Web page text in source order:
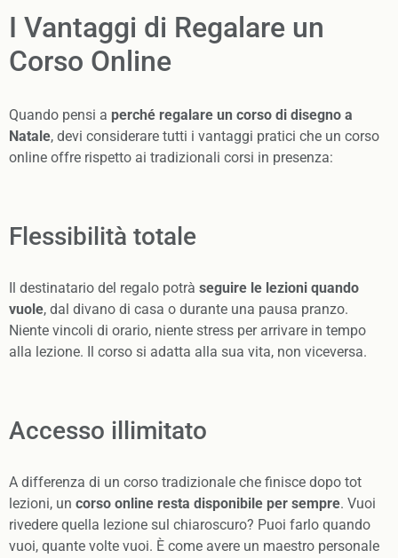
I Vantaggi di Regalare un
Corso Online
Quando pensi a perché regalare un corso di disegno a
Natale, devi considerare tutti i vantaggi pratici che un corso
online offre rispetto ai tradizionali corsi in presenza:
Flessibilità totale
Il destinatario del regalo potrà seguire le lezioni quando
vuole, dal divano di casa o durante una pausa pranzo.
Niente vincoli di orario, niente stress per arrivare in tempo
alla lezione. Il corso si adatta alla sua vita, non viceversa.
Accesso illimitato
A differenza di un corso tradizionale che finisce dopo tot
lezioni, un corso online resta disponibile per sempre. Vuoi
rivedere quella lezione sul chiaroscuro? Puoi farlo quando
vuoi, quante volte vuoi. È come avere un maestro personale